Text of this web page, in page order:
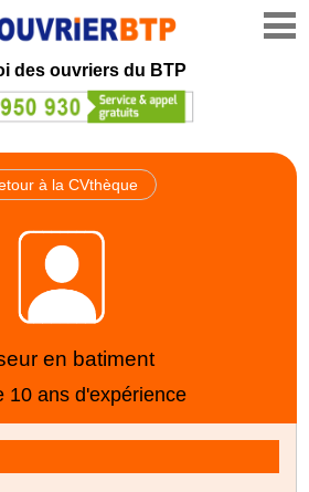
des ouvriers du BTP
à la CVthèque
en batiment
10 ans d'expérience